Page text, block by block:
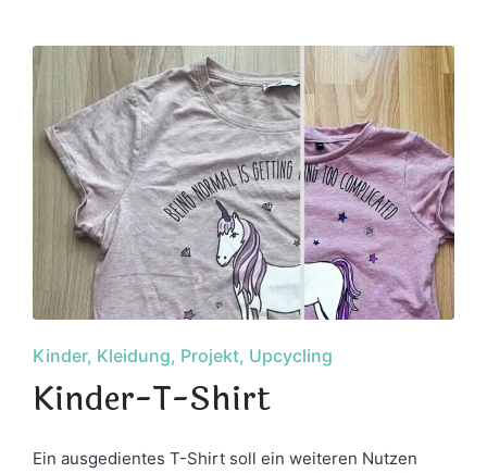
Posted
in
Kinder Kleidung Projekt Upcycling
Kinder-T-Shirt
Ein ausgedientes T-Shirt soll ein weiteren Nutzen